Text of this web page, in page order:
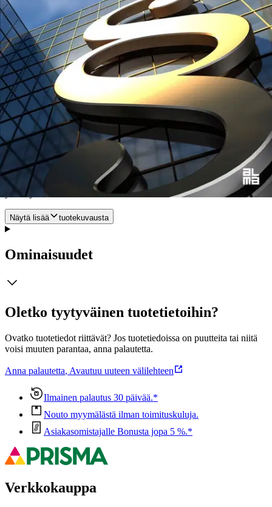
johdon toiminnan arviointiin. Kirjassa myös selvitetään, miltä osin
tilintarkastajan on tarkastettava erityislainsäädännön noudattamista
osakeyhtiössä. Tilintarkastajan hallinnon tarkastusvelvollisuuden
laiminlyöntiä käsitellään erityisesti vahingonkorvausoikeudellisesta
näkökulmasta sekä arvioidaan, millä tavoin tilintarkastajan
vahingonkorvausvastuuta on arvioitava suhteessa osakeyhtiön
johdon vahingonkorvausvastuuseen. Kirjassa tehdään myös
kansainvälistä vertailua erityisesti Ruotsin ja Yhdistyneen
kuningaskunnan oikeuskäytäntöihin. Kirja on suunnattu
tilintarkastajille ja tilintarkastusyhteisöille, tilintarkastuspalvelujen
käyttäjille: osakkeenomistajille ja osakeyhtiön johdolle (hallitus,
toimitusjohtaja), osakeyhtiö- ja tilintarkastusoikeuden
asiantuntijoille, tilitoimistoille ja kirjanpitäjille sekä tilintarkastuksen
opintoja suorittaville sekä kauppatieteiden ja oikeustieteen
opiskelijoille. KTT Janne Ruohonen on oa. yritysoikeuden
professori Itä-Suomen yliopistossa ja yritysjuridiikan
yliopistonlehtori Tampereen yliopistossa. Ruohonen on erikoistunut
yhtiö- ja tilintarkastusoikeuteen.
Näytä lisää tuotekuvausta
Ominaisuudet
Oletko tyytyväinen tuotetietoihin?
Ovatko tuotetiedot riittävät? Jos tuotetiedoissa on puutteita tai niitä
voisi muuten parantaa, anna palautetta.
Anna palautetta, Avautuu uuteen välilehteen
Ilmainen palautus 30 päivää.*
Nouto myymälästä ilman toimituskuluja.
Asiakasomistajalle Bonusta jopa 5 %.*
Verkkokauppa